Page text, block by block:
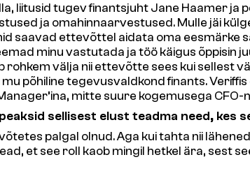
liitusid tugev finantsjuht Jane Haamer ja
ja omahinnaarvestused. Mulle jäi
saavad ettevõttel aidata oma eesmärke
minu vastutada ja töö käigus õppisin
välja nii ettevõtte sees kui sellest
põhiline tegevusvaldkond finants. Veriffis
mitte suure kogemusega CFO-
sellisest elust teadma need, kes
palgal olnud. Aga kui tahta nii
et see roll kaob mingil hetkel ära, sest